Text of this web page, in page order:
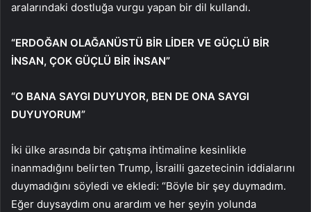
aralarındaki dostluğa vurgu yapan bir dil kullandı.
“ERDOĞAN OLAĞANÜSTÜ BİR LİDER VE GÜÇLÜ BİR
İNSAN, ÇOK GÜÇLÜ BİR İNSAN”
“O BANA SAYGI DUYUYOR, BEN DE ONA SAYGI
DUYUYORUM”
İki ülke arasında bir çatışma ihtimaline kesinlikle
inanmadığını belirten Trump, İsrailli gazetecinin iddialarını
duymadığını söyledi ve ekledi: “Böyle bir şey duymadım.
Eğer duysaydım onu arardım ve her şeyin yolunda